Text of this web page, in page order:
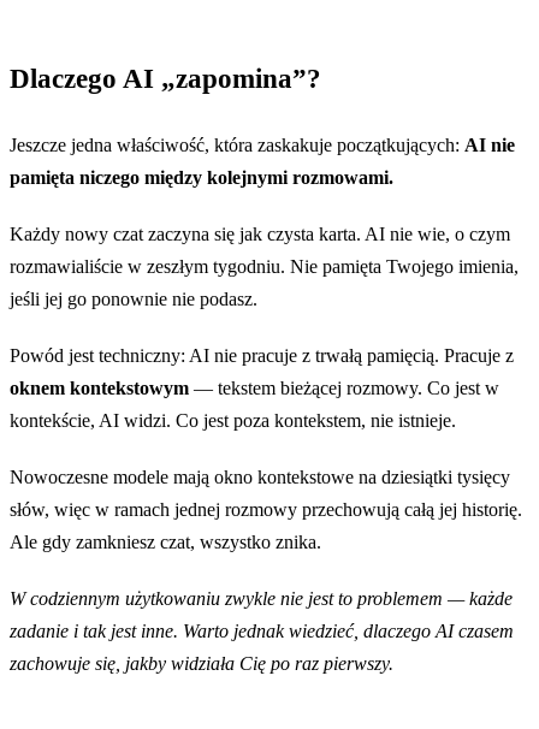
Dlaczego AI „zapomina”?
Jeszcze jedna właściwość, która zaskakuje początkujących: AI nie
pamięta niczego między kolejnymi rozmowami.
Każdy nowy czat zaczyna się jak czysta karta. AI nie wie, o czym
rozmawialiście w zeszłym tygodniu. Nie pamięta Twojego imienia,
jeśli jej go ponownie nie podasz.
Powód jest techniczny: AI nie pracuje z trwałą pamięcią. Pracuje z
oknem kontekstowym — tekstem bieżącej rozmowy. Co jest w
kontekście, AI widzi. Co jest poza kontekstem, nie istnieje.
Nowoczesne modele mają okno kontekstowe na dziesiątki tysięcy
słów, więc w ramach jednej rozmowy przechowują całą jej historię.
Ale gdy zamkniesz czat, wszystko znika.
W codziennym użytkowaniu zwykle nie jest to problemem — każde
zadanie i tak jest inne. Warto jednak wiedzieć, dlaczego AI czasem
zachowuje się, jakby widziała Cię po raz pierwszy.